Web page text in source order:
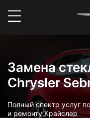
Замена
Chrysler
Полный спектр услуг
и ремонту Крайслер